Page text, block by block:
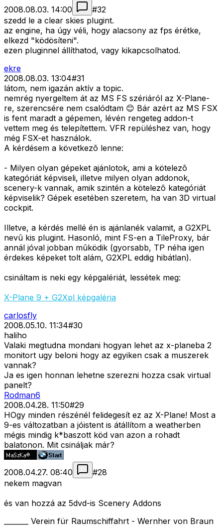
2008.08.03. 14:00
#32
szedd le a clear skies plugint.
az engine, ha úgy véli, hogy alacsony az fps érétke,
elkezd "ködösíteni".
ezen pluginnel állíthatod, vagy kikapcsolhatod.
ekre
2008.08.03. 13:04#31
látom, nem igazán aktív a topic.
nemrég nyergeltem át az MS FS szériáról az X-Plane-
re, szerencsére nem csalódtam 😊 Bár azért az MS FSX
is fent maradt a gépemen, lévén rengeteg addon-t
vettem meg és telepítettem. VFR repüléshez van, hogy
még FSX-et használok.
A kérdésem a következõ lenne:
- Milyen olyan gépeket ajánlotok, ami a kötelezõ
kategóriát képviseli, illetve milyen olyan addonok,
scenery-k vannak, amik szintén a kötelezõ kategóriát
képviselik? Gépek esetében szeretem, ha van 3D virtual
cockpit.
Illetve, a kérdés mellé én is ajánlanék valamit, a G2XPL
nevû kis plugint. Hasonló, mint FS-en a TileProxy, bár
annál jóval jobban mûködik (gyorsabb, TP néha igen
érdekes képeket tolt alám, G2XPL eddig hibátlan).
csináltam is neki egy képgalériát, lessétek meg:
X-Plane 9 + G2Xpl képgaléria
carlosfly
2008.05.10. 11:34#30
haliho
Valaki megtudna mondani hogyan lehet az x-planeba 2
monitort ugy beloni hogy az egyiken csak a muszerek
vannak?
Ja es igen honnan lehetne szerezni hozza csak virtual
panelt?
Rodman6
2008.04.28. 11:50#29
HOgy minden részénél felidegesít ez az X-Plane! Most a
9-es változatban a jóistent is átállítom a weatherben
mégis mindig k*baszott köd van azon a rohadt
balatonon. Mit csináljak már?
2008.04.27. 08:40 #28
nekem magvan
és van hozzá az 5dvd-is Scenery Addons
_______ Verein für Raumschiffahrt - Wernher von Braun